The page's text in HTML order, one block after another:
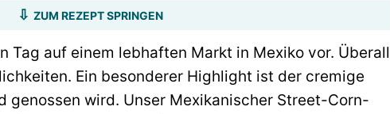
ZUM REZEPT SPRINGEN
Tag auf einem lebhaften Markt in Mexiko vor. Überall
Ein besonderer Highlight ist der cremige
genossen wird. Unser Mexikanischer Street-Corn-